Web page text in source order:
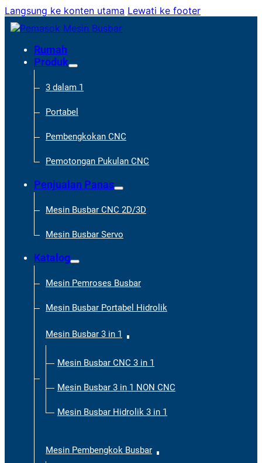
Langsung ke konten utama Lewati ke footer
Rumah
Produk
3 dalam 1
Portabel
Pembengkokan CNC
Pemotongan Pukulan CNC
Penjualan Panas
Mesin Busbar CNC 2D/3D
Mesin Busbar Servo
Katalog
Mesin Pemroses Busbar
Mesin Busbar Portabel Hidrolik
Mesin Busbar 3 in 1
Mesin Busbar CNC 3 in 1
Mesin Busbar 3 in 1 NON CNC
Mesin Busbar Hidrolik 3 in 1
Mesin Pembengkok Busbar